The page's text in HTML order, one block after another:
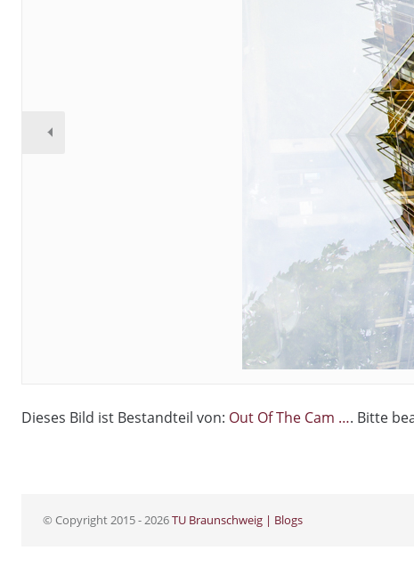
Dieses Bild ist Bestandteil von: Out Of The Cam …. Bitte
© Copyright 2015 - 2026TU Braunschweig | Blogs